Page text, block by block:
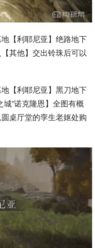
地【利耶尼亚】绝路地下
其他】交出铃珠后可以
地【利耶尼亚】黑刀地下
”诺克隆恩】全图有概
桌厅堂的孪生老妪处购